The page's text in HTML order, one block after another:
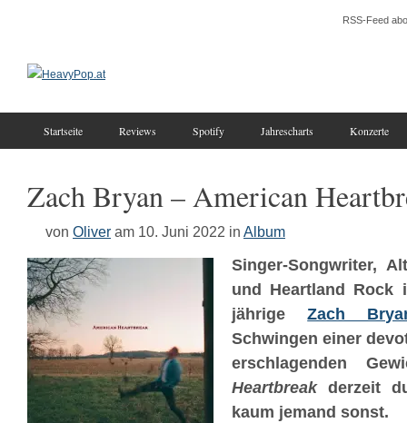
RSS-Feed
Startseite Reviews Spotify Jahrescharts Konzerte
Zach Bryan – American
von Oliver am 10. Juni 2022 in Album
Singer-Songwriter,
und Heartland Rock
jährigeZach
Schwingen einer
erschlagenden
Heartbreakderzeit
kaum jemand sonst.